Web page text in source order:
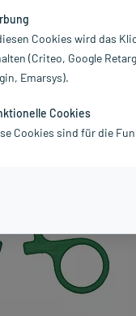
sichern
Cookies wird das
(Criteo, Google
Emarsys).
Cookies
Cookies sind für die